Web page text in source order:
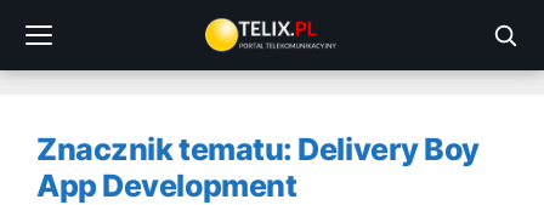
treści
Znacznik tematu: Delivery Boy
App Development